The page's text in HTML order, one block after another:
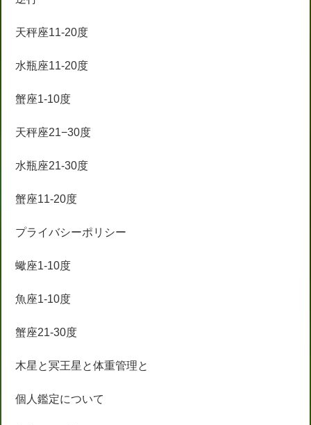
天秤座11-20度
水瓶座11-20度
蟹座1-10度
天秤座21−30度
水瓶座21-30度
蟹座11-20度
プライバシーポリシー
蠍座1-10度
魚座1-10度
蟹座21-30度
木星と冥王星と体重管理と
個人鑑定について